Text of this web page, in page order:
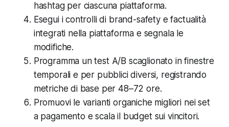
hashtag per ciascuna piattaforma.
Esegui i controlli di brand-safety e factualità
integrati nella piattaforma e segnala le
modifiche.
Programma un test A/B scaglionato in finestre
temporali e per pubblici diversi, registrando
metriche di base per 48–72 ore.
Promuovi le varianti organiche migliori nei set
a pagamento e scala il budget sui vincitori.